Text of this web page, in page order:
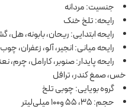
جنسیت: مردانه
رایحه: تلخ خنک
رایحه ابتدایی: ریحان، بابونه،
رایحه میانی: انجیر، آلو، زعفران،
رایحه پایدار: صنوبر، کارامل،
خس، صمغ کندر، ترافل
گروه بویایی: چوبی تلخ
حجم: 35، 55 و100 میلی‌لیتر